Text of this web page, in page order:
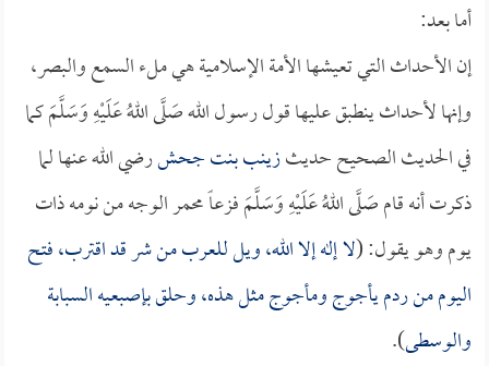
أما بعد:
إن الأحداث التي تعيشها الأمة الإسلامية هي ملء السمع والبصر،
وإنها لأحداث ينطبق عليها قول رسول الله صَلَّى اللهُ عَلَيْهِ وَسَلَّمَ كما
في الحديث الصحيح حديثزينب بنت جحشرضي الله عنها لما
ذكرت أنه قام صَلَّى اللهُ عَلَيْهِ وَسَلَّمَ فزعاً محمر الوجه من نومه ذات
يوم وهو يقول: (لا إله إلا الله، ويل للعرب من شر قد اقترب، فتح
اليوم من ردم يأجوج ومأجوج مثل هذه، وحلق بإصبعيه السبابة
والوسطى).